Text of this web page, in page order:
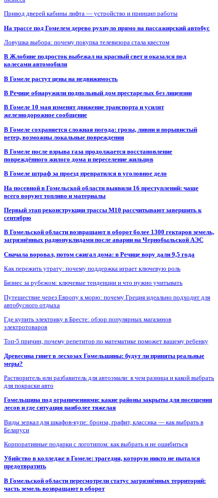
Привод дверей кабины лифта — устройство и принцип работы
На трассе под Гомелем дерево рухнуло прямо на пассажирский автобус
Ловушка выбора: почему покупка телевизора стала квестом
В Жлобине подросток выбежал на красный свет и оказался под
колесами автомобиля
В Гомеле растут цены на недвижимость
В Речице обнаружили подпольный дом престарелых без лицензии
В Гомеле 10 мая изменят движение транспорта и усилят
железнодорожное сообщение
В Гомеле сохраняется сложная погода: грозы, ливни и порывистый
ветер, возможны локальные повреждения
В Гомеле после взрыва газа продолжается восстановление
повреждённого жилого дома и переселение жильцов
В Гомеле штраф за проезд превратился в уголовное дело
На посевной в Гомельской области выявили 16 преступлений: чаще
всего воруют топливо и материалы
Первый этап реконструкции трассы М10 рассчитывают завершить к
сентябрю
В Гомельской области возвращают в оборот более 1300 гектаров земель,
загрязнённых радионуклидами после аварии на Чернобыльской АЭС
Сначала воровал, потом сжигал дома: в Речице вору дали 9,5 года
Как пережить утрату: почему поддержка играет ключевую роль
Бизнес за рубежом: ключевые тенденции и что нужно учитывать
Путешествие через Европу к морю: почему Греция идеально подходит для
автобусного отдыха
Где купить электрику в Бресте: обзор популярных магазинов
электротоваров
Топ-5 причин, почему репетитор по математике поможет вашему ребенку
Древесина гниет в лесхозах Гомельщины: будут ли приняты реальные
меры?
Растворитель или разбавитель для автоэмали: в чем разница и какой выбрать
для покраски авто
Гомельщина под ограничениями: какие районы закрыты для посещения
лесов и где ситуация наиболее тяжелая
Виды зеркал для шкафов-купе: бронза, графит, классика — как выбрать в
Беларуси
Корпоративные подарки с логотипом: как выбрать и не ошибиться
Убийство в колледже в Гомеле: трагедия, которую никто не пытался
предотвратить
В Гомельской области пересмотрели статус загрязнённых территорий:
часть земель возвращают в оборот